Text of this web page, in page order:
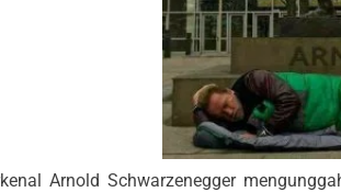
Arnold Schwarzenegger